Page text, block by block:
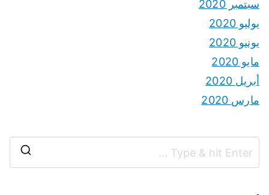
سبتمبر 2020
يوليو 2020
يونيو 2020
مايو 2020
أبريل 2020
مارس 2020